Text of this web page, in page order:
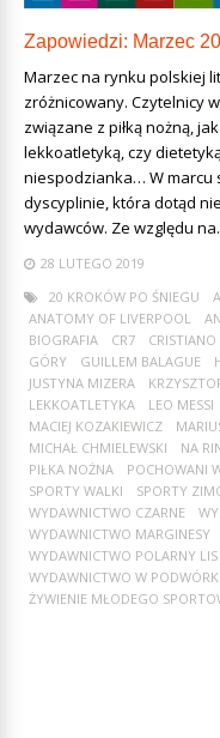
Zapowiedzi: Marzec
Marzec na rynku polskiej
zróżnicowany. Czytelnicy
związane z piłką nożną,
lekkoatletyką, czy
niespodzianka… W marcu
dyscyplinie, która dotąd
wydawców. Ze względu
28 LUTEGO 2019
20 KROKÓW PO ŚNIEGU
ANATOMY OF LIVERPOOL
BIOGRAFIA
CR7
GÓRY
GUILLEM BALAGUE
JUSTYNA MIZERA
LEKKOATLETYKA
LEO MESSI
MACIEJ KOZAKIEWICZ
MICHAŁ CHMIELEWSKI
NA
PIŁKA NOŻNA
POCHOWANI
SPORTY WALKI
SPORTY
WYDAWNICTWO CZARNE
WYDAWNICTWO MARGINESY
WYDAWNICTWO POLARNY LIS
WYDAWNICTWO W
ŻYWIENIE MŁODEGO